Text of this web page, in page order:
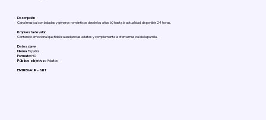
Descripción
Canal musical con baladas y géneros románticos desde los años 60 hasta la actualidad, disponible 24 horas.
Propuesta de valor
Contenido emocional que fideliza audiencias adultas y complementa la oferta musical de la parrilla.
Datos clave
Idioma:Español
Formato:HD
Público objetivo: Adultos
ENTREGA: IP - SRT